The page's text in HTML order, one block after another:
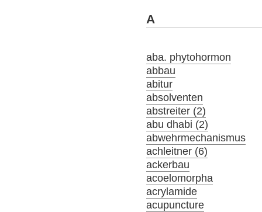
A
aba. phytohormon
abbau
abitur
absolventen
abstreiter (2)
abu dhabi (2)
abwehrmechanismus
achleitner (6)
ackerbau
acoelomorpha
acrylamide
acupuncture